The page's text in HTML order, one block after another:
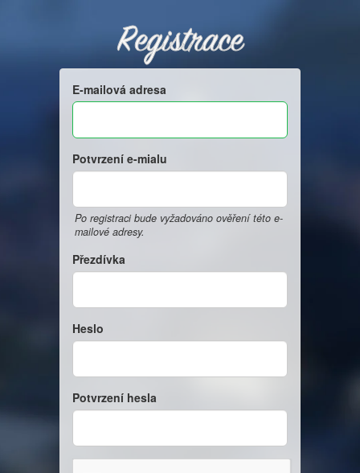
Registrace
E-mailová adresa
Potvrzení e-mialu
Po registraci bude vyžadováno ověření této e-
mailové adresy.
Přezdívka
Heslo
Potvrzení hesla